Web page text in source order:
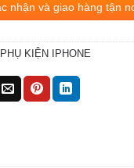
nhận và giao hàng tận
PHỤ KIỆN IPHONE